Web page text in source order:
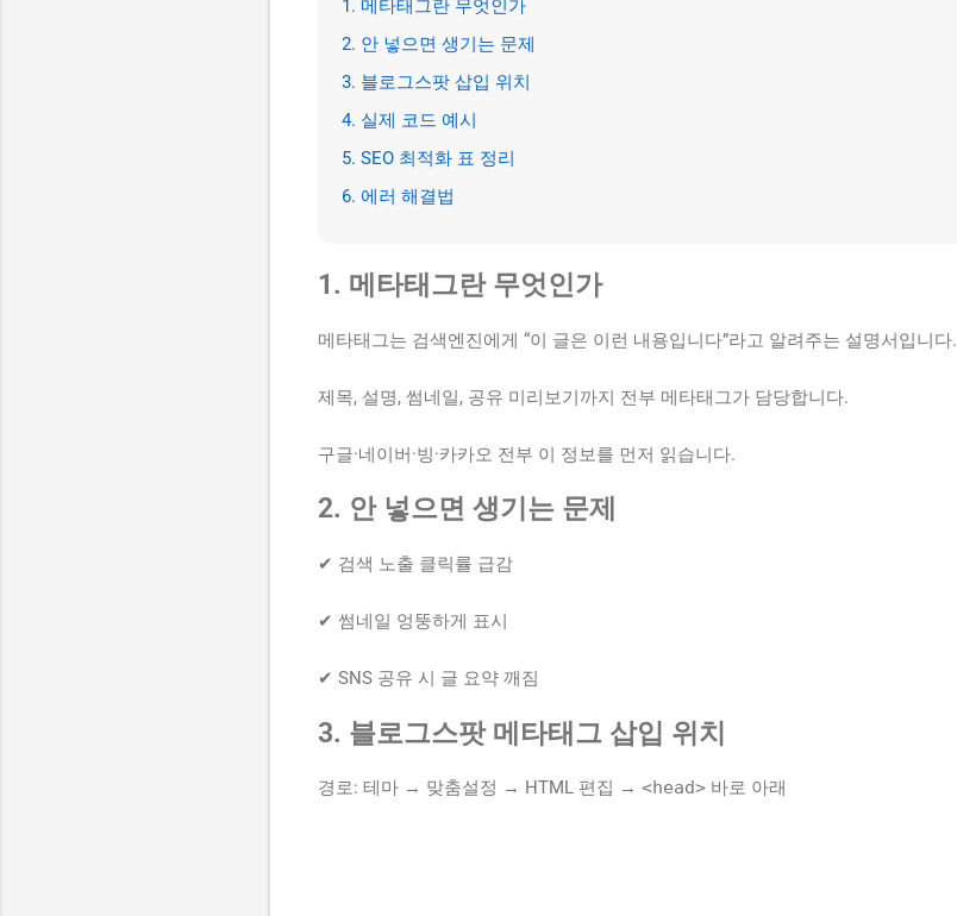
1. 메타태그란 무엇인가
2. 안 넣으면 생기는 문제
3. 블로그스팟 삽입 위치
4. 실제 코드 예시
5. SEO 최적화 표 정리
6. 에러 해결법
1. 메타태그란 무엇인가
메타태그는 검색엔진에게 “이 글은 이런 내용입니다”라고 알려주는 설명서입니다.
제목, 설명, 썸네일, 공유 미리보기까지 전부 메타태그가 담당합니다.
구글·네이버·빙·카카오 전부 이 정보를 먼저 읽습니다.
2. 안 넣으면 생기는 문제
✔ 검색 노출 클릭률 급감
✔ 썸네일 엉뚱하게 표시
✔ SNS 공유 시 글 요약 깨짐
3. 블로그스팟 메타태그 삽입 위치
경로: 테마 → 맞춤설정 → HTML 편집 → <head> 바로 아래